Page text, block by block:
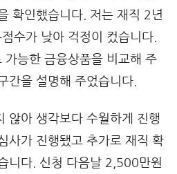
확인했습니다. 저는 재직 2년
수가 낮아 걱정이 컸습니다.
가능한 금융상품을 비교해 주
간을 설명해 주었습니다.
않아 생각보다 수월하게 진행
사가 진행됐고 추가로 재직 확
니다. 신청 다음날 2,500만원